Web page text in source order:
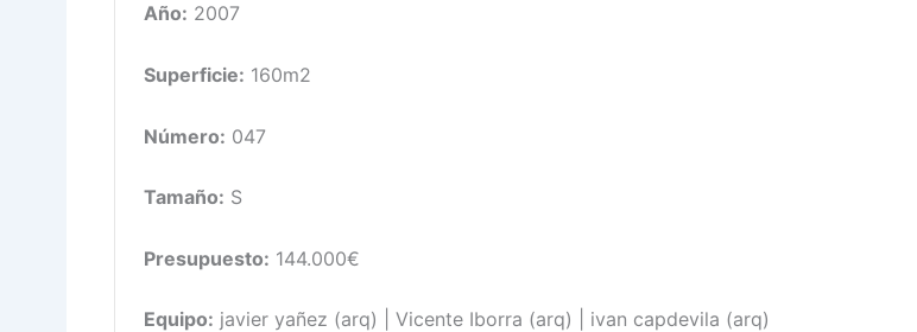
Año: 2007
Superficie: 160m2
Número: 047
Tamaño: S
Presupuesto: 144.000€
Equipo: javier yañez (arq) | Vicente Iborra (arq) | ivan capdevila (arq)